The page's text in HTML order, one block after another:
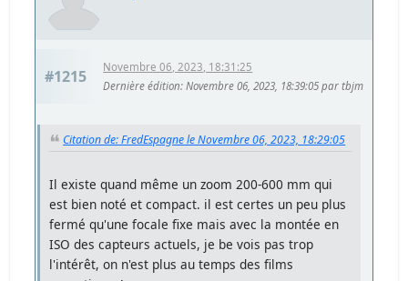
#1215
Novembre 06, 2023, 18:31:25
Dernière édition: Novembre 06, 2023, 18:39:05 par tbjm
Citation de: FredEspagne le Novembre 06, 2023, 18:29:05
Il existe quand même un zoom 200-600 mm qui
est bien noté et compact. il est certes un peu plus
fermé qu'une focale fixe mais avec la montée en
ISO des capteurs actuels, je be vois pas trop
l'intérêt, on n'est plus au temps des films